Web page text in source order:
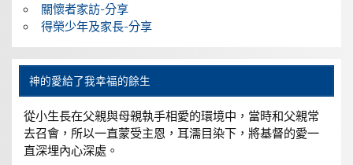
關懷者家訪-分享
得榮少年及家長-分享
神的愛給了我幸福的餘生
從小生長在父親與母親執手相愛的環境中，當時和父親常
去召會，所以一直蒙受主恩，耳濡目染下，將基督的愛一
直深埋內心深處。